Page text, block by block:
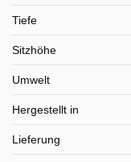
Tiefe
Sitzhöhe
Umwelt
Hergestellt in
Lieferung